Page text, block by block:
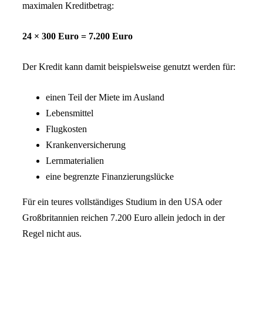
maximalen Kreditbetrag:
24 × 300 Euro = 7.200 Euro
Der Kredit kann damit beispielsweise genutzt werden für:
einen Teil der Miete im Ausland
Lebensmittel
Flugkosten
Krankenversicherung
Lernmaterialien
eine begrenzte Finanzierungslücke
Für ein teures vollständiges Studium in den USA oder
Großbritannien reichen 7.200 Euro allein jedoch in der
Regel nicht aus.